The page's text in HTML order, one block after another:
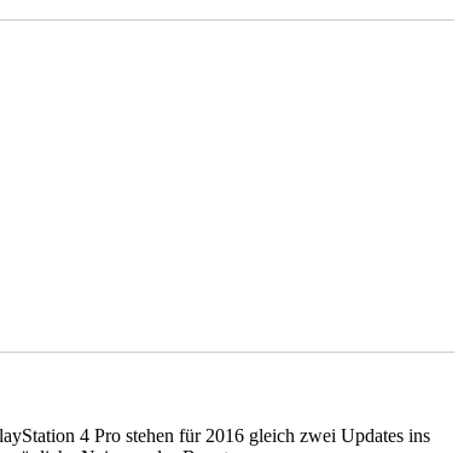
4 Pro stehen für 2016 gleich zwei Updates ins